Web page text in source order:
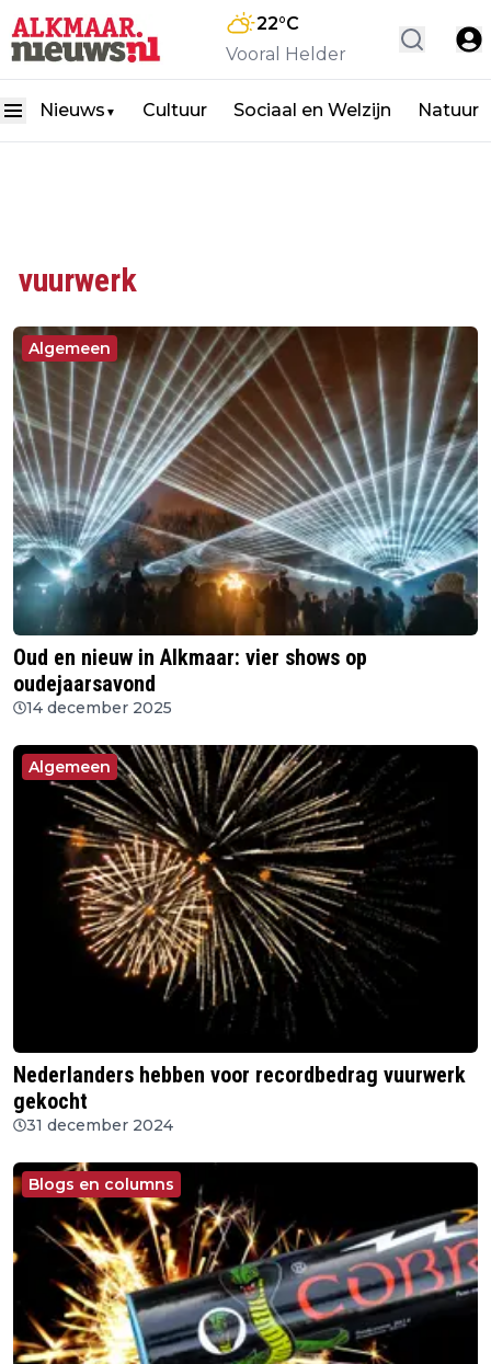
22°C
Vooral Helder
Nieuws ▼ Cultuur Sociaal en Welzijn Natuur
vuurwerk
Algemeen
Oud en nieuw in Alkmaar: vier shows op
oudejaarsavond
14 december 2025
Algemeen
Nederlanders hebben voor recordbedrag vuurwerk
gekocht
31 december 2024
Blogs en columns